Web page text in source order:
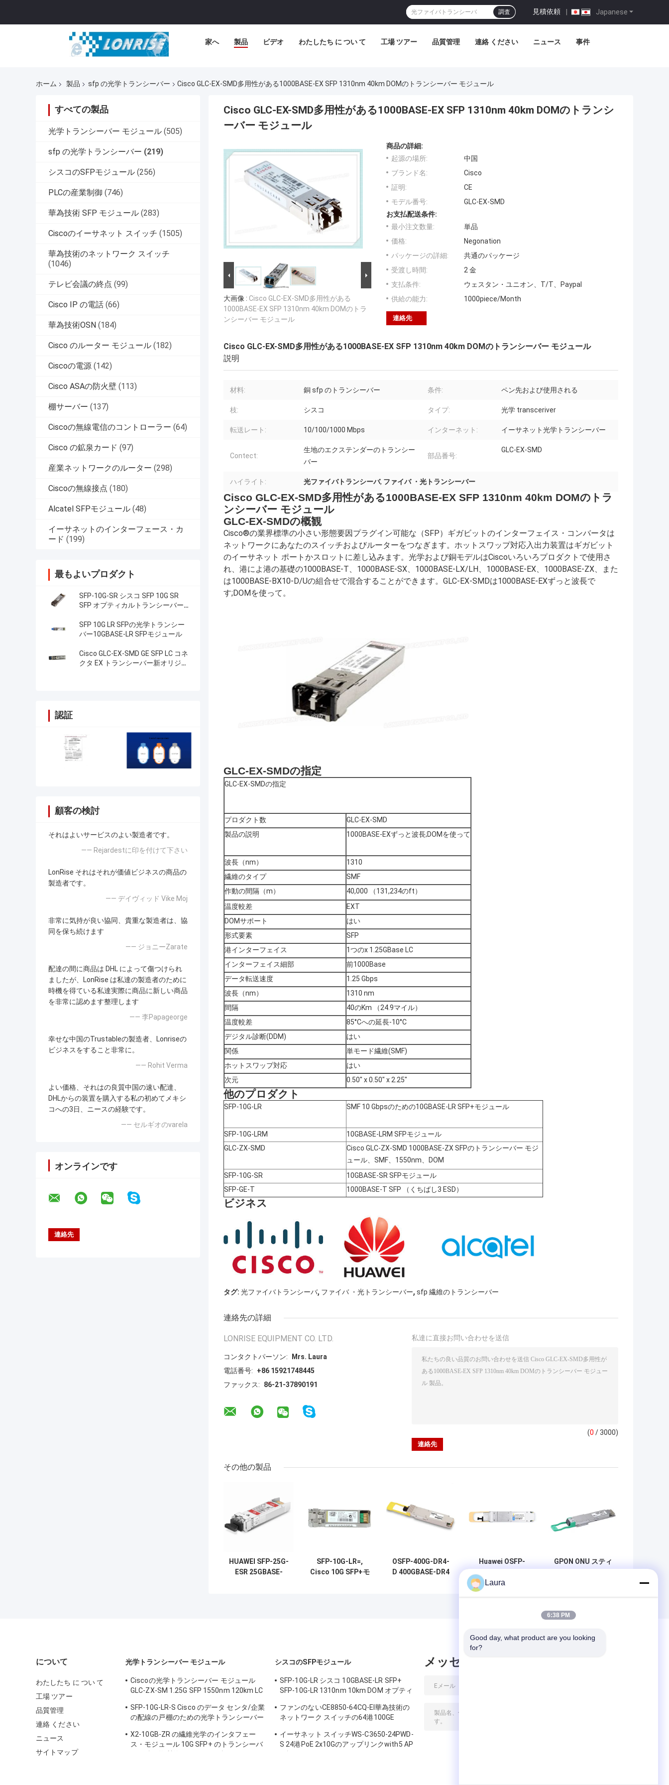
Japanese
見積依頼 |
調査
家へ 製品 ビデオ わたしたち に つい て 工場 ツアー 品質管理 連絡 ください ニュース 事件
ホーム 製品 sfp の光学トランシーバー Cisco GLC-EX-SMD多用性がある1000BASE-EX SFP 1310nm 40km DOMのトランシーバー モジュール
すべての製品
光学トランシーバー モジュール (505)
sfp の光学トランシーバー (219)
シスコのSFPモジュール (256)
PLCの産業制御 (746)
華為技術 SFP モジュール (283)
Ciscoのイーサネット スイッチ (1505)
華為技術のネットワーク スイッチ
(1046)
テレビ会議の終点 (99)
Cisco IP の電話 (66)
華為技術OSN (184)
Cisco のルーター モジュール (182)
Ciscoの電源 (142)
Cisco ASAの防火壁 (113)
棚サーバー (137)
Ciscoの無線電信のコントローラー (64)
Cisco の鉱泉カード (97)
産業ネットワークのルーター (298)
Ciscoの無線接点 (180)
Alcatel SFPモジュール (48)
イーサネットのインターフェース・カ
ード (199)
最もよいプロダクト
SFP-10G-SR シスコ SFP 10G SR
SFP オプティカルトランシーバー
SFP 10G LR SFPの光学トランシー
バー10GBASE-LR SFPモジュール
Cisco GLC-EX-SMD GE SFP LC コネ
クタ EX トランシーバー新オリジナ
認証
顧客の検討
それはよいサービスのよい製造者です。
—— Rejardestに印を付けて下さい
LonRise それはそれが価値ビジネスの商品の
製造者です。
—— デイヴィッド Vike Moj
非常に気持が良い協同、貴重な製造者は、協
同を保ち続けます
—— ジョニーZarate
配達の間に商品は DHL によって傷つけられ
ましたが、LonRise は私達の製造者のために
時機を得ている私達実際に商品に新しい商品
を非常に認めます整理します
—— 李Papageorge
幸せな中国のTrustableの製造者、Lonriseの
ビジネスをすること非常に。
—— Rohit Verma
よい価格、それはの良質中国の速い配達、
DHLからの装置を購入する私の初めてメキシ
コへの3日、ニースの経験です。
—— セルギオのvarela
オンラインです
Cisco GLC-EX-SMD多用性がある1000BASE-EX SFP 1310nm 40km DOMのトランシ
ーバー モジュール
大画像 : Cisco GLC-EX-SMD多用性がある
1000BASE-EX SFP 1310nm 40km DOMのトラ
ンシーバー モジュール
商品の詳細:
起源の場所:
中国
ブランド名:
Cisco
証明:
CE
モデル番号:
GLC-EX-SMD
お支払配送条件:
最小注文数量:
単品
価格:
Negonation
パッケージの詳細:
共通のパッケージ
受渡し時間:
2 金
支払条件:
ウェスタン・ユニオン、T/T、Paypal
供給の能力:
1000piece/Month
連絡先
Cisco GLC-EX-SMD多用性がある1000BASE-EX SFP 1310nm 40km DOMのトランシーバー モジュール
説明
材料: 銅 sfp のトランシーバー 条件: ペン先および使用される
枝: シスコ タイプ: 光学 transceriver
転送レート: 10/100/1000 Mbps インターネット: イーサネット光学トランシーバー
Contect:
生地のエクステンダーのトランシー
バー
部品番号:
GLC-EX-SMD
ハイライト: 光ファイバトランシーバ, ファイバ ・光トランシーバー
Cisco GLC-EX-SMD多用性がある1000BASE-EX SFP 1310nm 40km DOMのトラ
ンシーバー モジュール
GLC-EX-SMDの概観
Cisco®の業界標準の小さい形態要因プラグイン可能な（SFP）ギガビットのインターフェイス・コンバータは
ネットワークにあなたのスイッチおよびルーターをつなぎます。ホットスワップ対応入出力装置はギガビット
のイーサネット ポートかスロットに差し込みます。光学および銅モデルはCiscoいろいろプロダクトで使用さ
れ、港によ港の基礎の1000BASE-T、1000BASE-SX、1000BASE-LX/LH、1000BASE-EX、1000BASE-ZX、また
は1000BASE-BX10-D/Uの組合せで混合することができます。GLC-EX-SMDは1000BASE-EXずっと波長で
す;DOMを使って。
GLC-EX-SMDの指定
GLC-EX-SMDの指定
プロダクト数
GLC-EX-SMD
製品の説明
1000BASE-EXずっと波長;DOMを使って
波長（nm）
1310
繊維のタイプ
SMF
作動の間隔（m）
40,000 （131,234のft）
温度較差
EXT
DOMサポート
はい
形式要素
SFP
港インターフェイス
1つのx 1.25GBase LC
インターフェイス細部
前1000Base
データ転送速度
1.25 Gbps
波長（nm）
1310 nm
間隔
40のKm （24.9マイル）
温度較差
85°Cへの延長-10°C
デジタル診断(DDM)
はい
関係
単モード繊維(SMF)
ホットスワップ対応
はい
次元
0.50" x 0.50" x 2.25"
他のプロダクト
SFP-10G-LR SMF 10 Gbpsのための10GBASE-LR SFP+モジュール
SFP-10G-LRM
10GBASE-LRM SFPモジュール
GLC-ZX-SMD
Cisco GLC-ZX-SMD 1000BASE-ZX SFPのトランシーバー モジ
ュール、SMF、1550nm、DOM
SFP-10G-SR
10GBASE-SR SFPモジュール
SFP-GE-T
1000BASE-T SFP （くちばし3 ESD）
ビジネス
タグ: 光ファイバトランシーバ, ファイバ ・光トランシーバー, sfp 繊維のトランシーバー
連絡先の詳細
LONRISE EQUIPMENT CO. LTD.
コンタクトパーソン:
Mrs. Laura
電話番号:
+86 15921748445
ファックス:
86-21-37890191
私達に直接お問い合わせを送信
(0 / 3000)
その他の製品
HUAWEI SFP-25G-
ESR 25GBASE-
SFP-10G-LR=,
Cisco 10G SFP+モ
OSFP-400G-DR4-
D 400GBASE-DR4
Huawei OSFP-
400GBASE-SR4-D
OSFP光トランシー
GPON ONU スティ
|SFP/SFP+RJ45 ト
ジュール EEPROM
について
わたしたち に つい て
工場 ツアー
品質管理
連絡 ください
ニュース
サイトマップ
光学トランシーバー モジュール
Ciscoの光学トランシーバー モジュール
GLC-ZX-SM 1.25G SFP 1550nm 120km LC
SFP-10G-LR-S Cisco のデータ センタ/企業
の配線の戸棚のための光学トランシーバー
X2-10GB-ZR の繊維光学のインタフェー
ス・モジュール 10G SFP+ のトランシーバ
シスコのSFPモジュール
SFP-10G-LR シスコ 10GBASE-LR SFP+
SFP-10G-LR 1310nm 10km DOM オプティ
ファンのないCE8850-64CQ-EI華為技術の
ネットワーク スイッチの64港100GE
イーサネット スイッチWS-C3650-24PWD-
S 24港PoE 2x10Gのアップリンクwith5 AP
メッセージ
Laura
6:38 PM
Good day, what product are you looking
for?